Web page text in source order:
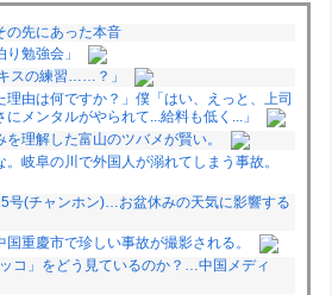
の先にあった本音
勉強会」
スの練習……？」
理由は何ですか？」僕「はい、えっと、上司
メンタルがやられて...給料も低く...」
を理解した富山のツバメが賢い。
。岐阜の川で外国人が溺れてしまう事故。
号(チャンホン)…お盆休みの天気に影響する
国重慶市で珍しい事故が撮影される。
コ」をどう見ているのか？…中国メディ